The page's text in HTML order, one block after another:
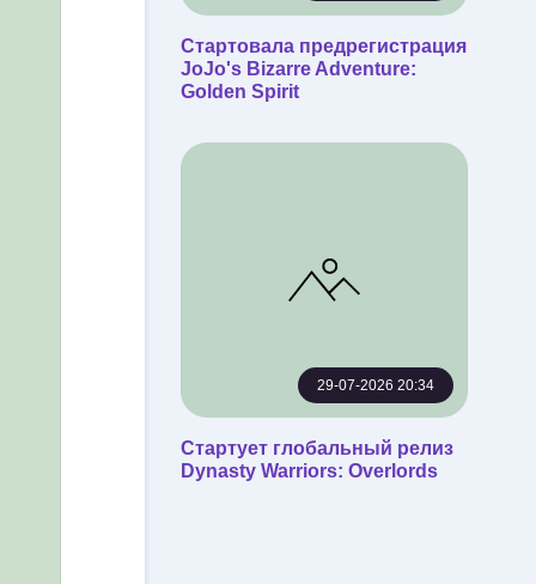
Стартовала предрегистрация
JoJo's Bizarre Adventure:
Golden Spirit
29-07-2026 20:34
Стартует глобальный релиз
Dynasty Warriors: Overlords